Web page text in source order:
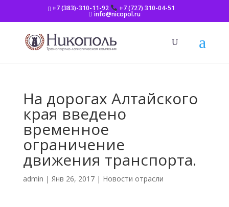
+7 (383)-310-11-92 +7 (727) 310-04-51
info@nicopol.ru
На дорогах Алтайского
края введено
временное
ограничение
движения транспорта.
admin | Янв 26, 2017| Новости отрасли